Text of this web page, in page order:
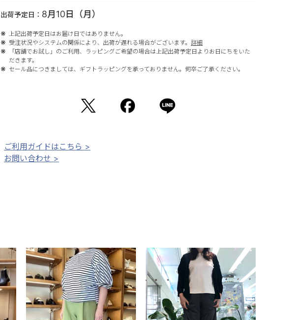
出荷予定日： 8月10日（月）
上記出荷予定日はお届け日ではありません。
受注状況やシステムの関係により、出荷が遅れる場合がございます。 詳細
「店舗でお試し」のご利用、ラッピングご希望の場合は上記出荷予定日よりお日にちをいた
だきます。
セール品につきましては、ギフトラッピングを承っておりません。何卒ご了承ください。
ご利用ガイドはこちら >
お問い合わせ >